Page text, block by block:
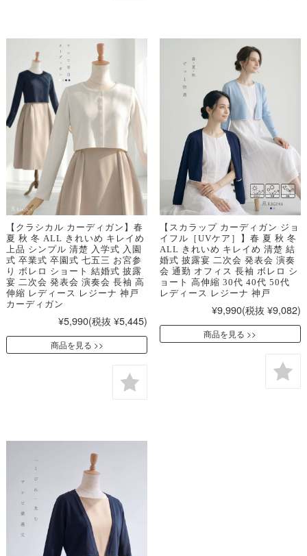
【クラシカル カーディガン】春
夏 秋 冬 ALL きれいめ キレイめ
上品 シンプル 清楚 入学式 入園
式 卒業式 卒園式 七五三 お宮参
り ボレロ ショート 結婚式 披露
宴 二次会 発表会 演奏会 長袖 高
伸縮 レディース レジーナ 神戸
カーディガン
¥5,990(税抜 ¥5,445)
商品を見る
【スカラップ カーディガン ジョ
イフル［UVケア］】春 夏 秋 冬
ALL きれいめ キレイめ 清楚 結
婚式 披露宴 二次会 発表会 演奏
会 通勤 オフィス 長袖 ボレロ シ
ョート 高伸縮 30代 40代 50代
レディース レジーナ 神戸
¥9,990(税抜 ¥9,082)
商品を見る